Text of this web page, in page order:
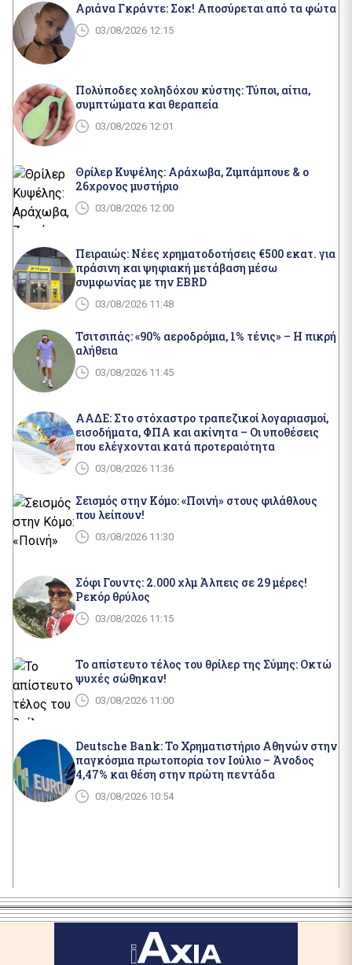
Αριάνα Γκράντε: Σοκ! Αποσύρεται από τα φώτα
03/08/2026 12:15
Πολύποδες χοληδόχου κύστης: Τύποι, αίτια,
συμπτώματα και θεραπεία
03/08/2026 12:01
Θρίλερ Κυψέλης: Αράχωβα, Ζιμπάμπουε & ο
26χρονος μυστήριο
03/08/2026 12:00
Πειραιώς: Νέες χρηματοδοτήσεις €500 εκατ. για
πράσινη και ψηφιακή μετάβαση μέσω
συμφωνίας με την EBRD
03/08/2026 11:48
Τσιτσιπάς: «90% αεροδρόμια, 1% τένις» – Η πικρή
αλήθεια
03/08/2026 11:45
ΑΑΔΕ: Στο στόχαστρο τραπεζικοί λογαριασμοί,
εισοδήματα, ΦΠΑ και ακίνητα – Οι υποθέσεις
που ελέγχονται κατά προτεραιότητα
03/08/2026 11:36
Σεισμός στην Κόμο: «Ποινή» στους φιλάθλους
που λείπουν!
03/08/2026 11:30
Σόφι Γουντς: 2.000 χλμ Άλπεις σε 29 μέρες!
Ρεκόρ θρύλος
03/08/2026 11:15
Το απίστευτο τέλος του θρίλερ της Σύμης: Οκτώ
ψυχές σώθηκαν!
03/08/2026 11:00
Deutsche Bank: Το Χρηματιστήριο Αθηνών στην
παγκόσμια πρωτοπορία τον Ιούλιο – Άνοδος
4,47% και θέση στην πρώτη πεντάδα
03/08/2026 10:54